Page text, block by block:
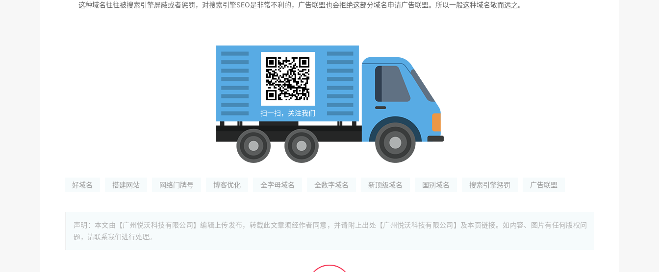
这种域名往往被搜索引擎屏蔽或者惩罚，对搜索引擎SEO是非常不利的，广告联盟也会拒绝这部分域名申请广告联盟。所以一般这种域名敬而远之。
扫一扫，关注我们
好域名 搭建网站 网络门牌号 博客优化 全字母域名 全数字域名 新顶级域名 国别域名 搜索引擎惩罚 广告联盟
声明：本文由【广州悦沃科技有限公司】编辑上传发布，转载此文章须经作者同意，并请附上出处【广州悦沃科技有限公司】及本页链接。如内容、图片有任何版权问
题，请联系我们进行处理。